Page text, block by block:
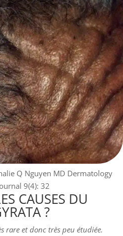
Q Nguyen MD Dermatology
9(4): 32
CAUSES DU
?
rare et donc très peu étudiée.